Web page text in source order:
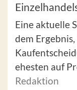
Eine aktuelle
dem
ehesten auf
Redaktion